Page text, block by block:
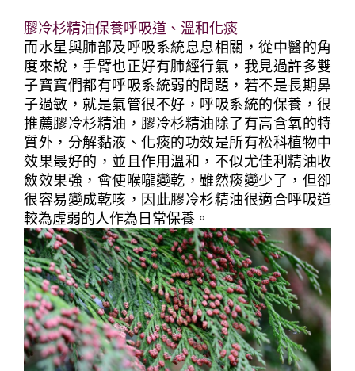
膠冷杉精油保養呼吸道、溫和化痰
而水星與肺部及呼吸系統息息相關，從中醫的角
度來說，手臂也正好有肺經行氣，我見過許多雙
子寶寶們都有呼吸系統弱的問題，若不是長期鼻
子過敏，就是氣管很不好，呼吸系統的保養，很
推薦膠冷杉精油，膠冷杉精油除了有高含氧的特
質外，分解黏液、化痰的功效是所有松科植物中
效果最好的，並且作用溫和，不似尤佳利精油收
斂效果強，會使喉嚨變乾，雖然痰變少了，但卻
很容易變成乾咳，因此膠冷杉精油很適合呼吸道
較為虛弱的人作為日常保養。